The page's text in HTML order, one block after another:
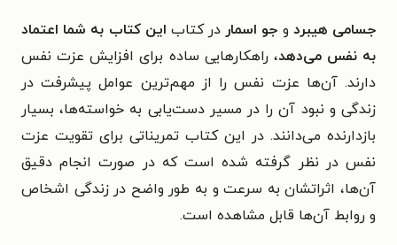
جسامی هیبرد و جو اسمار در کتاب این کتاب به شما اعتماد
به نفس می‌دهد، راهکارهایی ساده برای افزایش عزت نفس
دارند. آن‌ها عزت نفس را از مهم‌ترین عوامل پیشرفت در
زندگی و نبود آن را در مسیر دست‌یابی به خواسته‌ها، بسیار
بازدارنده می‌دانند. در این کتاب تمریناتی برای تقویت عزت
نفس در نظر گرفته شده است که در صورت انجام دقیق
آن‌ها، اثراتشان به سرعت و به طور واضح در زندگی اشخاص
و روابط آن‌ها قابل مشاهده است.